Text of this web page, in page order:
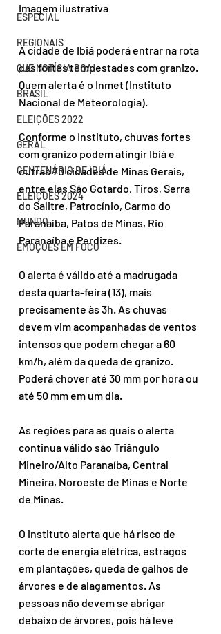
ESPECIAL
REGIONAIS
QUE NOTÍCIA BOA!
BRASIL
ELEIÇÕES 2022
GERAL
CENTENÁRIO DE IBIÁ
ELEIÇÕES 2024
MUNDO
EMOÇÕES EM FOCO
Imagem ilustrativa
A cidade de Ibiá poderá entrar na rota
das fortes tempestades com granizo.
Quem alerta é o Inmet (Instituto
Nacional de Meteorologia).
Conforme o Instituto, chuvas fortes
com granizo podem atingir Ibiá e
outras 70 cidades de Minas Gerais,
entre elas São Gotardo, Tiros, Serra
do Salitre, Patrocínio, Carmo do
Paranaíba, Patos de Minas, Rio
Paranaíba e Perdizes.
O alerta é válido até a madrugada
desta quarta-feira (13), mais
precisamente às 3h. As chuvas
devem vim acompanhadas de ventos
intensos que podem chegar a 60
km/h, além da queda de granizo.
Poderá chover até 30 mm por hora ou
até 50 mm em um dia.
As regiões para as quais o alerta
continua válido são Triângulo
Mineiro/Alto Paranaíba, Central
Mineira, Noroeste de Minas e Norte
de Minas.
O instituto alerta que há risco de
corte de energia elétrica, estragos
em plantações, queda de galhos de
árvores e de alagamentos. As
pessoas não devem se abrigar
debaixo de árvores, pois há leve